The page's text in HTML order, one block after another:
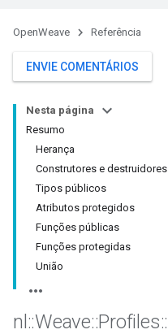
OpenWeave Referência
ENVIE COMENTÁRIOS
Nesta página
Resumo
Herança
Construtores e destruidores
Tipos públicos
Atributos protegidos
Funções públicas
Funções protegidas
União
nl ::Weave::Profiles::